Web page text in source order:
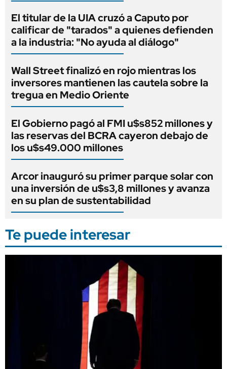
El titular de la UIA cruzó a Caputo por
calificar de "tarados" a quienes defienden
a la industria: "No ayuda al diálogo"
Wall Street finalizó en rojo mientras los
inversores mantienen las cautela sobre la
tregua en Medio Oriente
El Gobierno pagó al FMI u$s852 millones y
las reservas del BCRA cayeron debajo de
los u$s49.000 millones
Arcor inauguró su primer parque solar con
una inversión de u$s3,8 millones y avanza
en su plan de sustentabilidad
Te puede interesar